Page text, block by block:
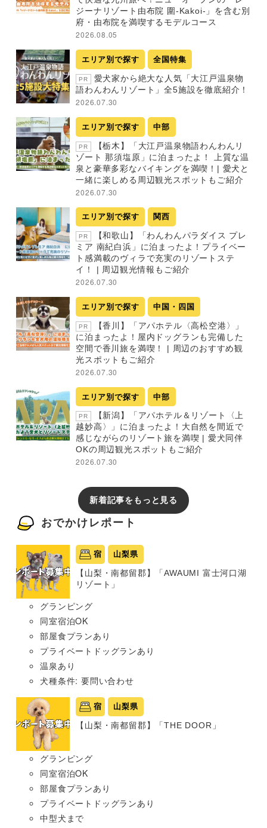
ジーナリゾート由布院 圍-Kakoi-」を含む別
府・由布院を満喫するモデルコース
2026.08.05
エリア別で探す 全国特集
PR
愛犬家から絶大な人気「大江戸温泉物
語わんわんリゾート」全5施設を徹底紹介！
2026.07.30
エリア別で探す 中部
PR
【栃木】「大江戸温泉物語わんわんリ
ゾート 那須塩原」に泊まったよ！ 上質な温
泉と豪華多彩なバイキングを満喫！| 愛犬と
一緒に楽しめる周辺観光スポットもご紹介
2026.07.30
エリア別で探す 関西
PR
【和歌山】「わんわんパラダイス プレ
ミア 南紀白浜」に泊まったよ！プライベー
ト感満載のヴィラで充実のリゾートステ
イ！ | 周辺観光情報もご紹介
2026.07.30
エリア別で探す 中国・四国
PR
【香川】「アパホテル〈高松空港〉」
に泊まったよ！屋内ドッグランも完備した
空間で香川旅を満喫！ | 周辺のおすすめ観
光スポットもご紹介
2026.07.30
エリア別で探す 中部
PR
【新潟】「アパホテル＆リゾート〈上
越妙高〉」に泊まったよ！大自然を間近で
感じながらのリゾート旅を満喫 | 愛犬同伴
OKの周辺観光スポットもご紹介
2026.07.30
新着記事をもっと見る
おでかけレポート
宿 山梨県
【山梨・南都留郡】「AWAUMI 富士河口湖
リゾート」
グランピング
同室宿泊OK
部屋食プランあり
プライベートドッグランあり
温泉あり
犬種条件: 要問い合わせ
宿 山梨県
【山梨・南都留郡】「THE DOOR」
グランピング
同室宿泊OK
部屋食プランあり
プライベートドッグランあり
中型犬まで